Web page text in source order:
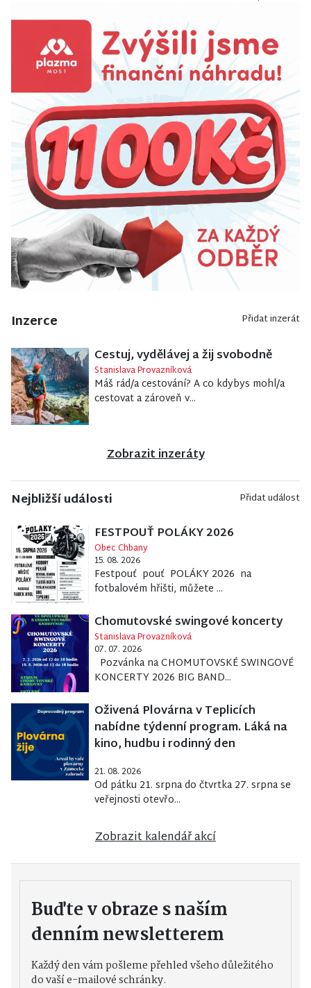
Inzerce Přidat inzerát
Cestuj, vydělávej a žij svobodně
Stanislava Provazníková
Máš rád/a cestování? A co kdybys mohl/a
cestovat a zároveň v...
Zobrazit inzeráty
Nejbližší události Přidat událost
FESTPOUŤ POLÁKY 2026
Obec Chbany
15. 08. 2026
Festpouť pouť POLÁKY 2026 na
fotbalovém hřišti, můžete ...
Chomutovské swingové koncerty
Stanislava Provazníková
07. 07. 2026
Pozvánka na CHOMUTOVSKÉ SWINGOVÉ
KONCERTY 2026 BIG BAND...
Oživená Plovárna v Teplicích
nabídne týdenní program. Láká na
kino, hudbu i rodinný den
21. 08. 2026
Od pátku 21. srpna do čtvrtka 27. srpna se
veřejnosti otevřo...
Zobrazit kalendář akcí
Buďte v obraze s naším
denním newsletterem
Každý den vám pošleme přehled všeho důležitého
do vaší e-mailové schránky.